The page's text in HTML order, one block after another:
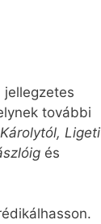
további
Ligeti
és